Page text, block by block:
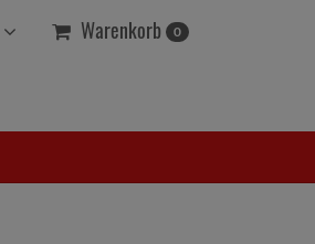
Warenkorb 0